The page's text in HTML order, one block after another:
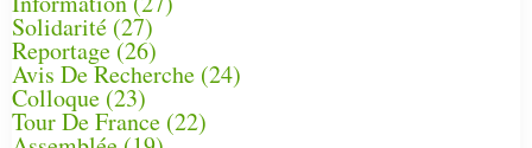
Solidarité (27)
Reportage (26)
Avis De Recherche (24)
Colloque (23)
Tour De France (22)